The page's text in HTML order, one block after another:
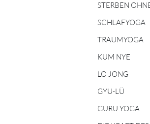
STERBEN
SCHLAFYOGA
TRAUMYOGA
KUM NYE
LO JONG
GYU-LÜ
GURU YOGA